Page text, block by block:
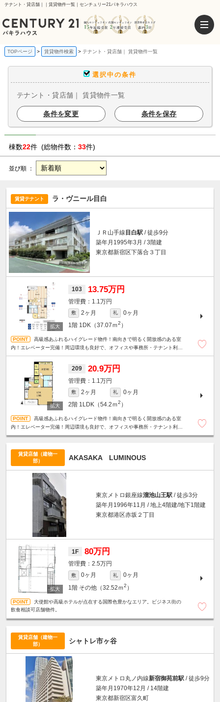
テナント・貸店舗｜｜賃貸物件一覧｜センチュリー21パキラハウス
TOPページ 賃貸物件検索 テナント・貸店舗｜ 賃貸物件一覧
選択中の条件
テナント・貸店舗｜ 賃貸物件一覧
条件を変更 条件を保存
棟数22件 (総物件数： 33件)
並び順 ：
賃貸テナント ラ・ヴニール目白
ＪＲ山手線 目白駅 / 徒歩9分
築年月1995年3月 / 3階建
東京都新宿区下落合３丁目
103 13.75万円
1.1万円
敷 2ヶ月 礼
0ヶ月
1階 1DK（37.07ｍ2 ）
高級感あふれるハイグレード物件！南向きで明るく開放感のある室
内！エレベーター完備！周辺環境も良好で、オフィスや事務所・テナント利
209 20.9万円
1.1万円
敷 2ヶ月 礼
0ヶ月
2階 1LDK（54.2ｍ2 ）
高級感あふれるハイグレード物件！南向きで明るく開放感のある室
内！エレベーター完備！周辺環境も良好で、オフィスや事務所・テナント利
賃貸店舗（建物一
部）
AKASAKA LUMINOUS
東京メトロ銀座線溜池山王駅 / 徒歩3分
築年月1996年11月 / 地上4階建/地下1階建
東京都港区赤坂２丁目
1F 80万円
2.5万円
敷 0ヶ月 礼
0ヶ月
1階 その他（32.52ｍ2 ）
大使館や高級ホテルが点在する国際色豊かなエリア。ビジネス街の
飲食相談可店舗物件。
賃貸店舗（建物一
部）
シャトレ市ヶ谷
東京メトロ丸ノ内線新宿御苑前駅 / 徒歩9分
築年月1970年12月 / 14階建
東京都新宿区富久町